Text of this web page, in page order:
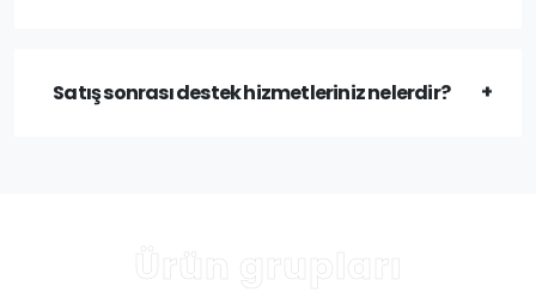
Satış sonrası destek hizmetleriniz nelerdir?
Ürün grupları